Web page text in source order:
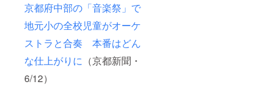
京都府中部の「音楽祭」で
地元小の全校児童がオーケ
ストラと合奏 本番はどん
な仕上がりに （京都新聞・
6/12）